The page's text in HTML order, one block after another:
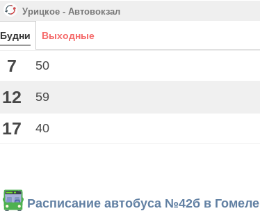
Урицкое - Автовокзал
Будни Выходные
7 50
12 59
17 40
Расписание автобуса №42б в Гомеле